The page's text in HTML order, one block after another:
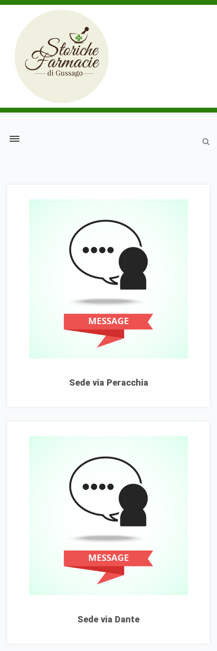
Sede via Peracchia
Sede via Dante